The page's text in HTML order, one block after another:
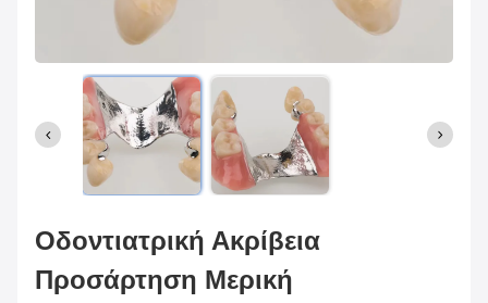
Οδοντιατρική Ακρίβεια
Προσάρτηση Μερική